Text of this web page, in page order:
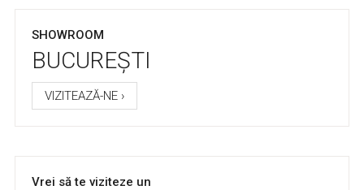
SHOWROOM
BUCUREȘTI
VIZITEAZĂ-NE ›
Vrei să te viziteze un